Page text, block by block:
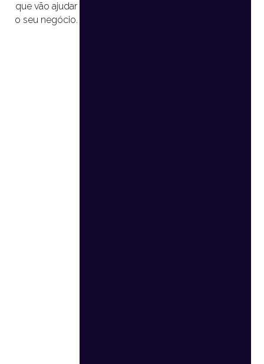
que vão ajudar
o seu negócio.